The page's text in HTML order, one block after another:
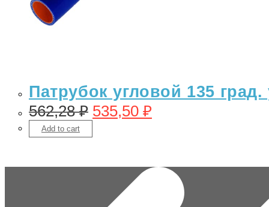
Патрубок угловой 135
562,28₽ 535,50 ₽
Add to cart